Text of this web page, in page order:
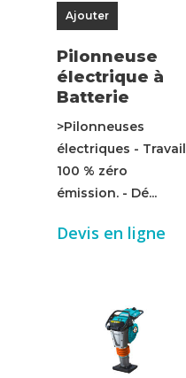
Ajouter
Pilonneuse
électrique à
Batterie
>Pilonneuses
électriques - Travail
100 % zéro
émission. - Dé...
Devis en ligne